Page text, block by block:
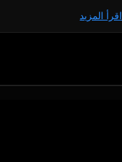
اقرأ المزيد